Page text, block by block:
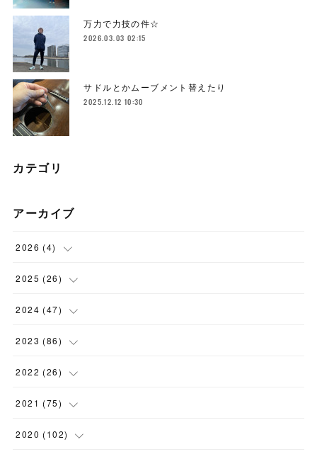
万力で力技の件☆
2026.03.03 02:15
サドルとかムーブメント替えたり
2025.12.12 10:30
カテゴリ
アーカイブ
2026 (4)
(1)
(3)
2025 (26)
(2)
(1)
(2)
(3)
2024 (47)
(4)
(2)
(1)
( 1 )
2023 (86)
(6)
(9)
(15)
2022 (26)
(5)
(2)
2021 (75)
(2)
2020 (102)